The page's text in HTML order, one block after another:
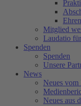
Mitglied
Laudatio
Spenden
Spenden
Unsere
News
Neues
Neues aus